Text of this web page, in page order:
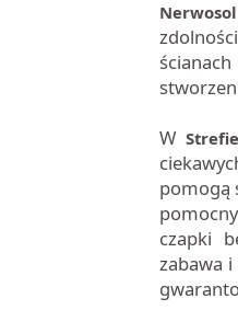
W
pomogą
czapki
zabawa